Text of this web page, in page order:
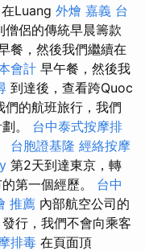
在Luang 外燴 嘉義 台
侶的傳統早晨籌款
餐，然後我們繼續在
會計 早午餐，然後我
到達後，查看跨Quoc
的航班旅行，我們
。 台中泰式按摩排
台胞證基隆 經絡按摩
第2天到達東京，轉
第一個經歷。 台中
推薦 內部航空公司的
行，我們不會向乘客
排毒 在頁面頂